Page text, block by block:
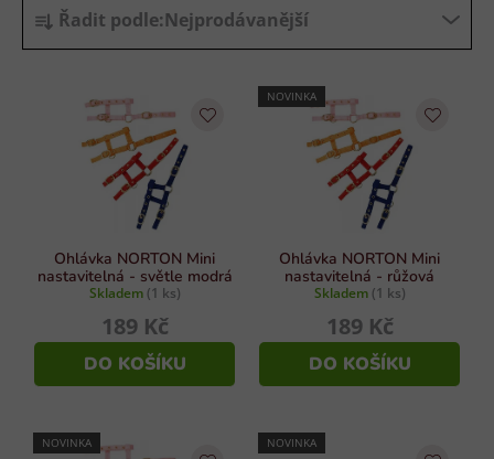
a
z
ů
Řadit podle:Nejprodávanější
Ohlávka NORTON Mini
nastavitelná - světle modrá
Skladem (1 ks)
189 Kč
DO KOŠÍKU
NOVINKA
Ohlávka NORTON Mini
nastavitelná - růžová
Skladem (1 ks)
189 Kč
DO KOŠÍKU
NOVINKA NOVINKA
í
p
í